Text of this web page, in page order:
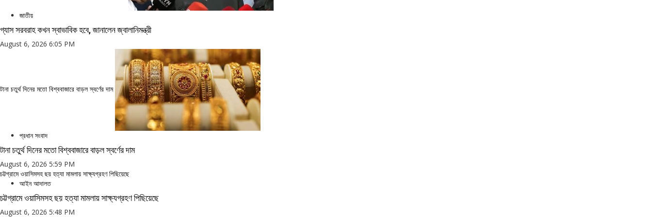
জাতীয়
গ্যাস সরবরাহ কখন স্বাভাবিক হবে, জানালেন জ্বালানিমন্ত্রী
August 6, 2026 6:05 PM
টানা চতুর্থ দিনের মতো বিশ্ববাজারে বাড়ল স্বর্ণের দাম
প্রধান সংবাদ
টানা চতুর্থ দিনের মতো বিশ্ববাজারে বাড়ল স্বর্ণের দাম
August 6, 2026 5:59 PM
চট্টগ্রামে ওয়াসিমসহ ছয় হত্যা মামলায় সাক্ষ্যগ্রহণ পিছিয়েছে
আইন আদালত
চট্টগ্রামে ওয়াসিমসহ ছয় হত্যা মামলায় সাক্ষ্যগ্রহণ পিছিয়েছে
August 6, 2026 5:48 PM